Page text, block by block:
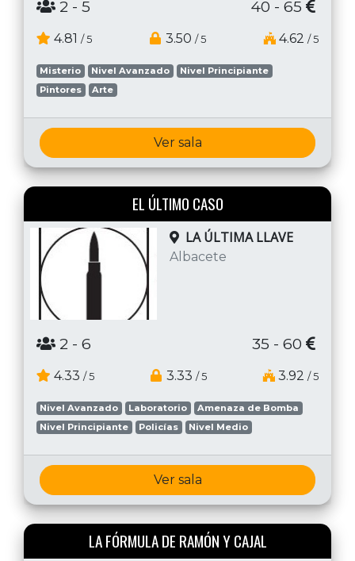
2 - 5 40 - 65
4.81 / 5 3.50 / 5 4.62 / 5
Misterio Nivel Avanzado
Nivel Principiante
Pintores
Arte
Ver sala
EL ÚLTIMO CASO
LA ÚLTIMA LLAVE
Albacete
2 - 6 35 - 60
4.33 / 5 3.33 / 5 3.92 / 5
Nivel Avanzado Laboratorio
Amenaza de Bomba
Nivel Principiante
Policías Nivel Medio
Ver sala
LA FÓRMULA DE RAMÓN Y CAJAL